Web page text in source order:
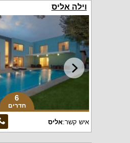
וילה אליס
6
חדרים
איש קשר:אליס